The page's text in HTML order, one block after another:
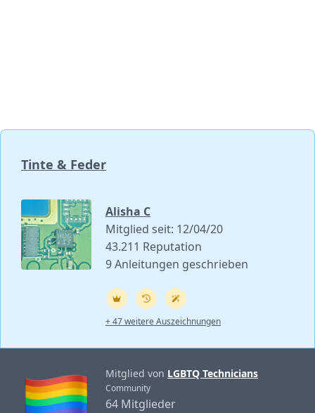
Tinte & Feder
Alisha C
Mitglied seit: 12/04/20
43.211 Reputation
9 Anleitungen geschrieben
+ 47 weitere Auszeichnungen
Mitglied von LGBTQ Technicians
Community
64 Mitglieder